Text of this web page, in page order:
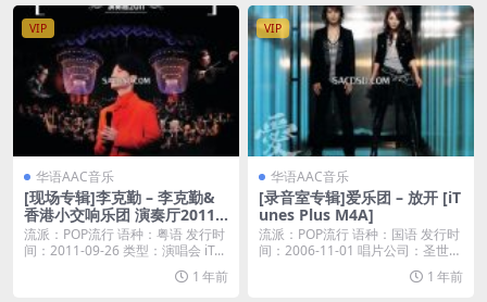
VIP
华语AAC音乐
[现场专辑]李克勤 – 李克勤&
香港小交响乐团 演奏厅2011
[iTunes Plus M4A]
流派：POP流行 语种：粤语 发行时
间：2011-09-26 类型：演唱会 iT...
1 年前
VIP
华语AAC音乐
[录音室专辑]爱乐团 – 放开 [iT
unes Plus M4A]
流派：POP流行 语种：国语 发行时
间：2006-11-01 唱片公司：圣世光
1 年前